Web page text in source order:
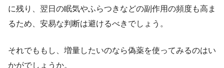
に残り、翌⽇の眠気やふらつきなどの副作⽤の頻度も⾼ま
るため、安易な判断は避けるべきでしょう。
それでももし、増量したいのなら偽薬を使ってみるのはい
かがでしょうか。